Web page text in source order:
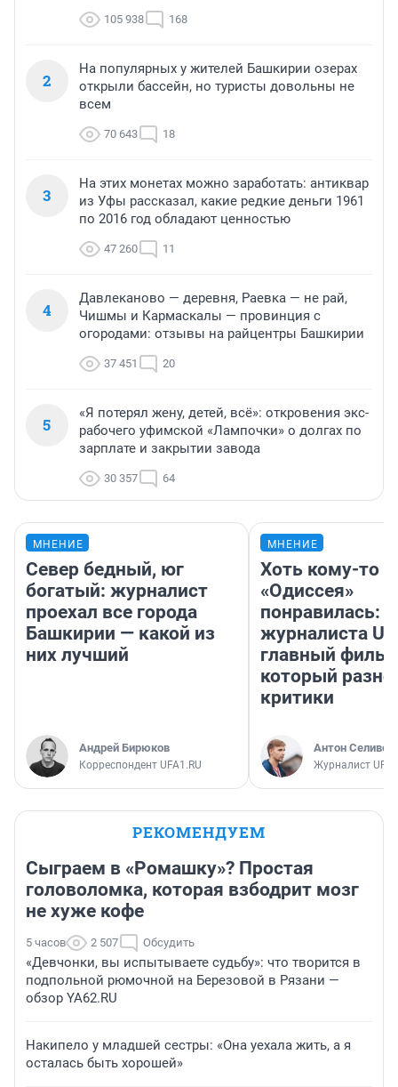
105 938 168
2
На популярных у жителей Башкирии озерах
открыли бассейн, но туристы довольны не
всем
70 643 18
3
На этих монетах можно заработать: антиквар
из Уфы рассказал, какие редкие деньги 1961
по 2016 год обладают ценностью
47 260 11
4
Давлеканово — деревня, Раевка — не рай,
Чишмы и Кармаскалы — провинция с
огородами: отзывы на райцентры Башкирии
37 451 20
5
«Я потерял жену, детей, всё»: откровения экс-
рабочего уфимской «Лампочки» о долгах по
зарплате и закрытии завода
30 357 64
МНЕНИЕ
Север бедный, юг
богатый: журналист
проехал все города
Башкирии — какой из
них лучший
Андрей Бирюков
Корреспондент UFA1.RU
МНЕНИЕ
Хоть кому-то
«Одиссея»
понравилась:
журналиста
главный
который
критики
Антон
Журналист
РЕКОМЕНДУЕМ
Сыграем в «Ромашку»? Простая
головоломка, которая взбодрит мозг
не хуже кофе
5 часов 2 507 Обсудить
«Девчонки, вы испытываете судьбу»: что творится в
подпольной рюмочной на Березовой в Рязани —
обзор YA62.RU
Накипело у младшей сестры: «Она уехала жить, а я
осталась быть хорошей»